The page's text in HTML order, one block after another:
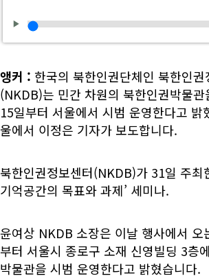
앵커 : 한국의 북한인권단체인 북한인권
(NKDB)는 민간 차원의 북한인권박물관
15일부터 서울에서 시범 운영한다고 밝
울에서 이정은 기자가 보도합니다.
북한인권정보센터(NKDB)가 31일 주최
기억공간의 목표와 과제’ 세미나.
윤여상 NKDB 소장은 이날 행사에서 오
부터 서울시 종로구 소재 신영빌딩 3층
박물관을 시범 운영한다고 밝혔습니다.